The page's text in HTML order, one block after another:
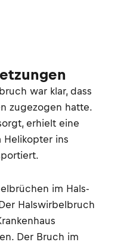
war klar, dass
zugezogen hatte.
erhielt eine
Helikopter ins
im Hals-
Halswirbelbruch
Der Bruch im